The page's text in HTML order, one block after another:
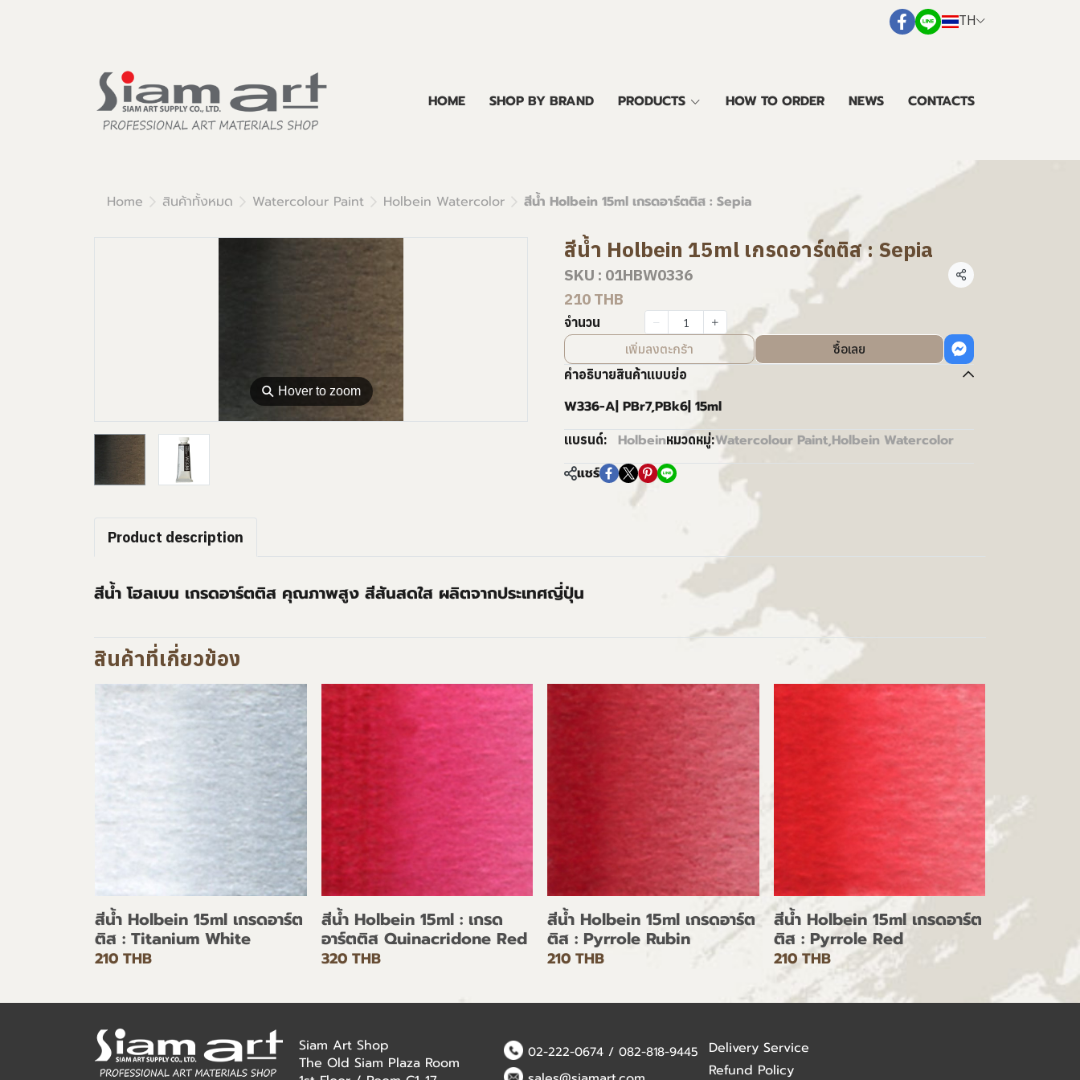
TH
HOME SHOP BY BRAND PRODUCTS HOW TO ORDER NEWS CONTACTS
Home สินค้าทั้งหมด Watercolour Paint Holbein Watercolor สีน้ำ Holbein 15ml เกรดอาร์ตติส : Sepia
⚲ Hover to zoom
สีน้ำ Holbein 15ml เกรดอาร์ตติส : Sepia
SKU : 01HBW0336 แชร์
210 THB
จำนวน
เพิ่มลงตะกร้า
ซื้อเลย
คำอธิบายสินค้าแบบย่อ
W336-A| PBr7,PBk6| 15ml
แบรนด์: Holbeinหมวดหมู่:Watercolour Paint,Holbein Watercolor
แชร์
Product description
สีน้ำ โฮลเบน เกรดอาร์ตติส คุณภาพสูง สีสันสดใส ผลิตจากประเทศญี่ปุ่น
สินค้าที่เกี่ยวข้อง
สีน้ำ Holbein 15ml เกรดอาร์ต
ติส : Titanium White
210 THB
สีน้ำ Holbein 15ml : เกรด
อาร์ตติส Quinacridone Red
320 THB
สีน้ำ Holbein 15ml เกรดอาร์ต
ติส : Pyrrole Rubin
210 THB
สีน้ำ Holbein 15ml เกรดอาร์ต
ติส : Pyrrole Red
210 THB
Siam Art Shop
The Old Siam Plaza Room
02-222-0674 / 082-818-9445
Delivery Service
Refund Policy